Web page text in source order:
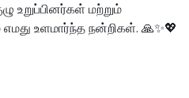
உறுப்பினர்கள் மற்றும்
உளமார்ந்த நன்றிகள். 🙏✨💖